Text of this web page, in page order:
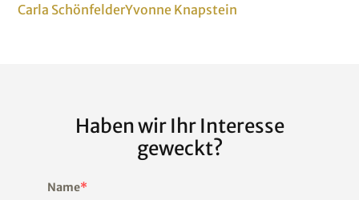
Carla SchönfelderYvonne Knapstein
Haben wir Ihr Interesse
geweckt?
Name